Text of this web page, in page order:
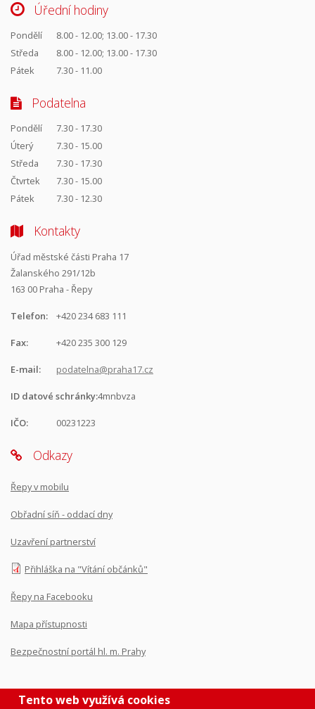
Tento web využívá cookies
Úřední hodiny
Pondělí
8.00 - 12.00; 13.00 - 17.30
Středa
8.00 - 12.00; 13.00 - 17.30
Pátek
7.30 - 11.00
Podatelna
Pondělí
7.30 - 17.30
Úterý
7.30 - 15.00
Středa
7.30 - 17.30
Čtvrtek
7.30 - 15.00
Pátek
7.30 - 12.30
Kontakty
Úřad městské části Praha 17
Žalanského 291/12b
163 00 Praha - Řepy
Telefon: +420 234 683 111
Fax: +420 235 300 129
E-mail: podatelna@praha17.cz
ID datové schránky:4mnbvza
IČO: 00231223
Odkazy
Řepy v mobilu
Obřadní síň - oddací dny
Uzavření partnerství
Přihláška na "Vítání občánků"
Řepy na Facebooku
Mapa přístupnosti
Bezpečnostní portál hl. m. Prahy